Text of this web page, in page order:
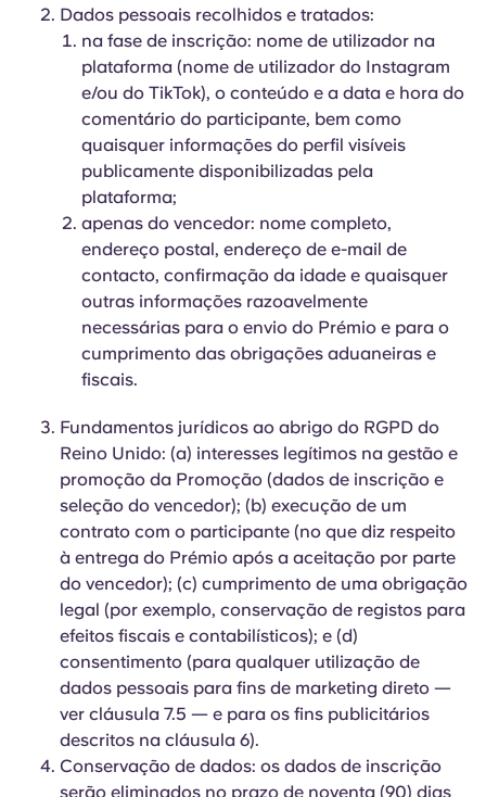
Dados pessoais recolhidos e tratados:
na fase de inscrição: nome de utilizador na
plataforma (nome de utilizador do Instagram
e/ou do TikTok), o conteúdo e a data e hora do
comentário do participante, bem como
quaisquer informações do perfil visíveis
publicamente disponibilizadas pela
plataforma;
apenas do vencedor: nome completo,
endereço postal, endereço de e-mail de
contacto, confirmação da idade e quaisquer
outras informações razoavelmente
necessárias para o envio do Prémio e para o
cumprimento das obrigações aduaneiras e
fiscais.
Fundamentos jurídicos ao abrigo do RGPD do
Reino Unido: (a) interesses legítimos na gestão e
promoção da Promoção (dados de inscrição e
seleção do vencedor); (b) execução de um
contrato com o participante (no que diz respeito
à entrega do Prémio após a aceitação por parte
do vencedor); (c) cumprimento de uma obrigação
legal (por exemplo, conservação de registos para
efeitos fiscais e contabilísticos); e (d)
consentimento (para qualquer utilização de
dados pessoais para fins de marketing direto —
ver cláusula 7.5 — e para os fins publicitários
descritos na cláusula 6).
Conservação de dados: os dados de inscrição
serão eliminados no prazo de noventa (90) dias